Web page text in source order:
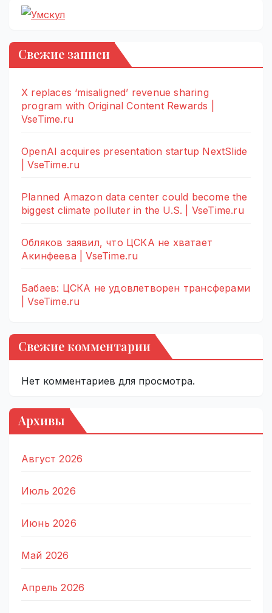
Свежие записи
X replaces ‘misaligned’ revenue sharing
program with Original Content Rewards |
VseTime.ru
OpenAI acquires presentation startup NextSlide
| VseTime.ru
Planned Amazon data center could become the
biggest climate polluter in the U.S. | VseTime.ru
Обляков заявил, что ЦСКА не хватает
Акинфеева | VseTime.ru
Бабаев: ЦСКА не удовлетворен трансферами
| VseTime.ru
Свежие комментарии
Нет комментариев для просмотра.
Архивы
Август 2026
Июль 2026
Июнь 2026
Май 2026
Апрель 2026